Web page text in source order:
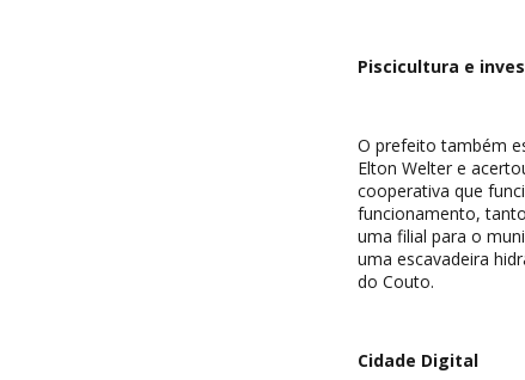
Piscicultura e
O prefeito também
Elton Welter e
cooperativa que
funcionamento,
uma filial para o
uma escavadeira
do Couto.
Cidade Digital